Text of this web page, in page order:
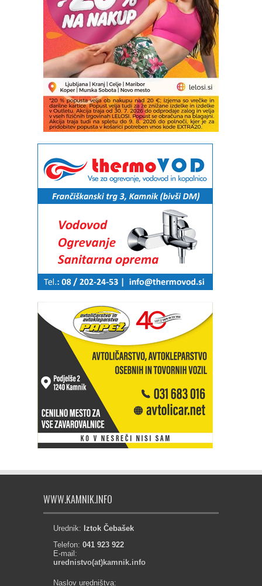
WWW.KAMNIK.INFO
Urednik: Iztok Čebašek
Telefon: 041 923 922
E-mail:
urednistvo(at)kamnik.info
Naslov uredništva: